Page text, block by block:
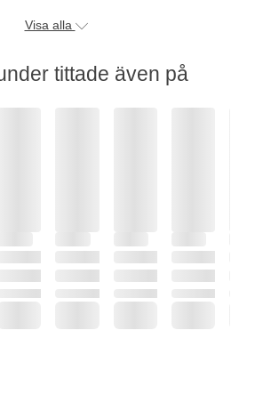
Visa alla
tittade även på